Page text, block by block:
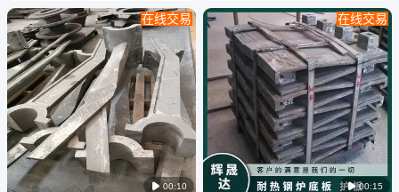
Ni7N退火台车炉炉板
ZG3Cr18Mn12Si2N炉底板 消
失模空壳精铸工艺
 00:10
在线交易
电厂锅炉用ZG35Cr24Ni7分离
器中心筒 耐热铸钢件 辉晟达制
造
 00:15
在线交易